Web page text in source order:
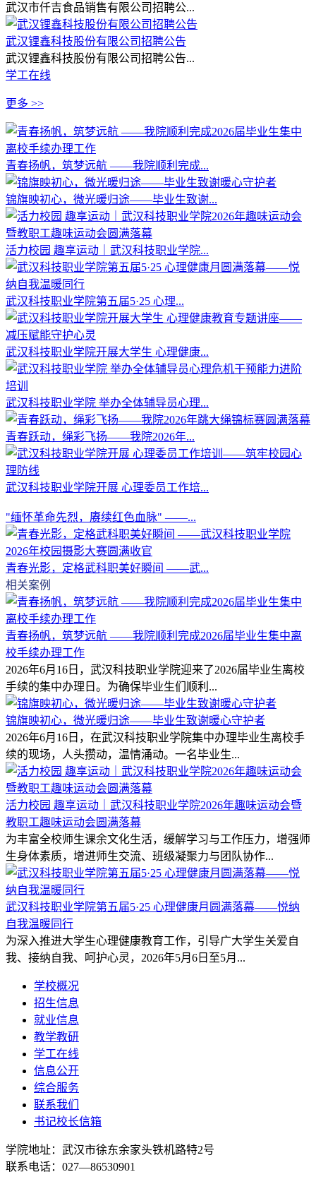
武汉市仟吉食品销售有限公司招聘公...
武汉锂鑫科技股份有限公司招聘公告
武汉锂鑫科技股份有限公司招聘公告...
学工在线
更多 >>
青春扬帆，筑梦远航 ——我院顺利完成...
锦旗映初心，微光暖归途——毕业生致谢...
活力校园 趣享运动｜武汉科技职业学院...
武汉科技职业学院第五届5·25 心理...
武汉科技职业学院开展大学生 心理健康...
武汉科技职业学院 举办全体辅导员心理...
青春跃动，绳彩飞扬——我院2026年...
武汉科技职业学院开展 心理委员工作培...
"缅怀革命先烈，赓续红色血脉" ——...
青春光影，定格武科职美好瞬间 ——武...
相关案例
青春扬帆，筑梦远航 ——我院顺利完成2026届毕业生集中离
校手续办理工作
2026年6月16日，武汉科技职业学院迎来了2026届毕业生离校
手续的集中办理日。为确保毕业生们顺利...
锦旗映初心，微光暖归途——毕业生致谢暖心守护者
2026年6月16日，在武汉科技职业学院集中办理毕业生离校手
续的现场，人头攒动，温情涌动。一名毕业生...
活力校园 趣享运动｜武汉科技职业学院2026年趣味运动会暨
教职工趣味运动会圆满落幕
为丰富全校师生课余文化生活，缓解学习与工作压力，增强师
生身体素质，增进师生交流、班级凝聚力与团队协作...
武汉科技职业学院第五届5·25 心理健康月圆满落幕——悦纳
自我温暖同行
为深入推进大学生心理健康教育工作，引导广大学生关爱自
我、接纳自我、呵护心灵，2026年5月6日至5月...
学校概况
招生信息
就业信息
教学教研
学工在线
信息公开
综合服务
联系我们
书记校长信箱
学院地址： 武汉市徐东余家头铁机路特2号
联系电话：027—86530901